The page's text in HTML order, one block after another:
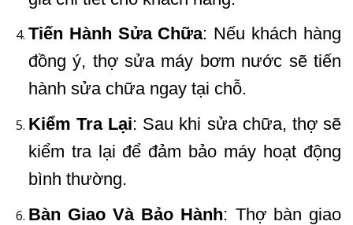
Tiến Hành Sửa Chữa: Nếu khách hàng
đồng ý, thợ sửa máy bơm nước sẽ tiến
hành sửa chữa ngay tại chỗ.
Kiểm Tra Lại: Sau khi sửa chữa, thợ sẽ
kiểm tra lại để đảm bảo máy hoạt động
bình thường.
Bàn Giao Và Bảo Hành: Thợ bàn giao